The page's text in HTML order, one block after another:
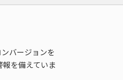
バージョンを
を備えていま